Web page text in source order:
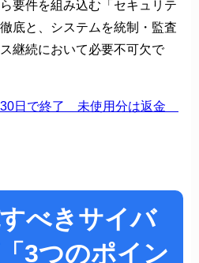
要件を組み込む「セキュリテ
底と、システムを統制・監査
継続において必要不可欠で
30日で終了 未使用分は返金
べきサイバ
3つのポイン